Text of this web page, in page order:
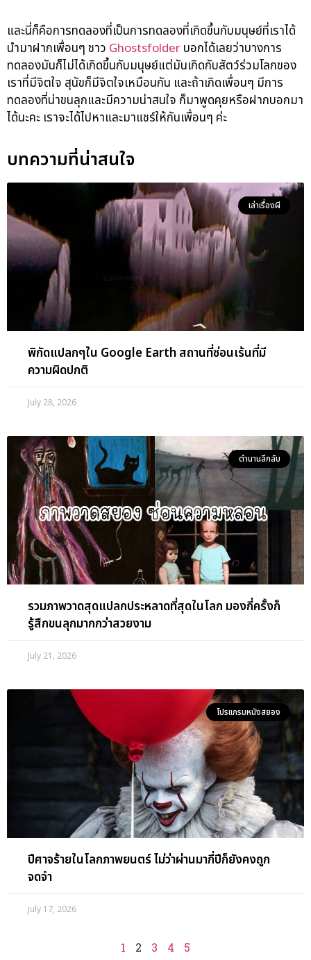
และนี่ก็คือการทดลองที่เป็นการทดลองที่เกิดขึ้นกับมนุษย์ที่เราได้
นำมาฝากเพื่อนๆ ชาว Ghostsfolderบอกได้เลยว่าบางการ
ทดลองมันก็ไม่ได้เกิดขึ้นกับมนุษย์แต่มันเกิดกับสัตว์ร่วมโลกของ
เราที่มีจิตใจ สุนัขก็มีจิตใจเหมือนกัน และถ้าเกิดเพื่อนๆ มีการ
ทดลองที่น่าขนลุกและมีความน่าสนใจ ก็มาพูดคุยหรือฝากบอกมา
ได้นะคะ เราจะได้ไปหาและมาแชร์ให้กันเพื่อนๆ ค่ะ
บทความที่น่าสนใจ
เล่าเรื่องผี
พิกัดแปลกๆใน Google Earth สถานที่ซ่อนเร้นที่มี
ความผิดปกติ
July 28, 2026
ตำนานลึกลับ
รวมภาพวาดสุดแปลกประหลาดที่สุดในโลก มองกี่ครั้งก็
รู้สึกขนลุกมากกว่าสวยงาม
July 21, 2026
โปรแกรมหนังสยอง
ปีศาจร้ายในโลกภาพยนตร์ ไม่ว่าผ่านมากี่ปีก็ยังคงถูก
จดจำ
July 17, 2026
1 2 3 4 5